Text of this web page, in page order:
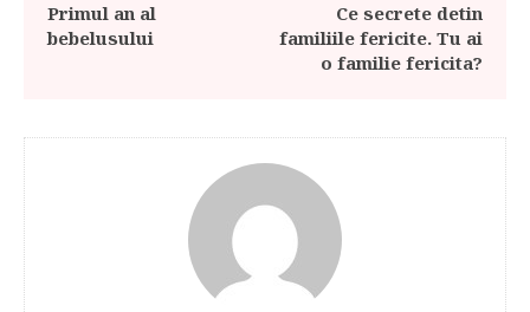
Primul an al
bebelusului
Ce secrete detin
familiile fericite. Tu ai
o familie fericita?